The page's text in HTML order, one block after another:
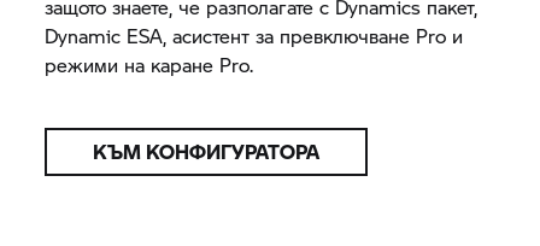
защото знаете, че разполагате с Dynamics пакет,
Dynamic ESA, асистент за превключване Pro и
режими на каране Pro.
КЪМ КОНФИГУРАТОРА